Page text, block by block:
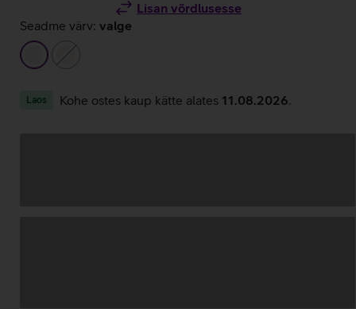
Lisan võrdlusesse
Seadme värv: valge
valgebeež
Laos Kohe ostes kaup kätte alates 11.08.2026